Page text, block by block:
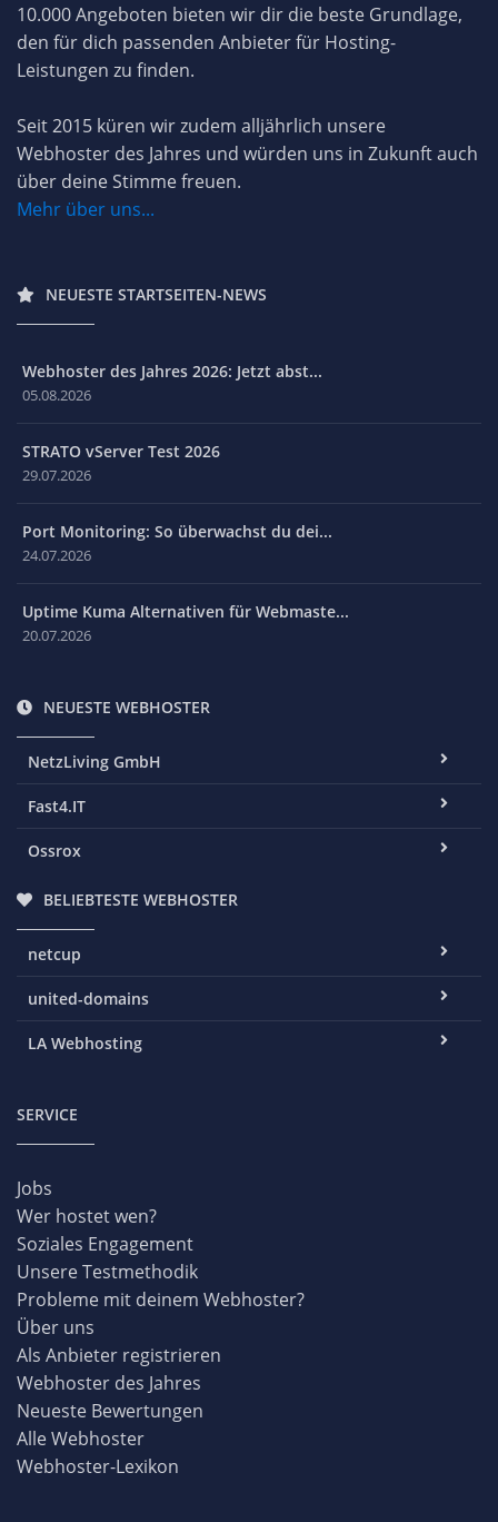
10.000 Angeboten bieten wir dir die beste Grundlage,
den für dich passenden Anbieter für Hosting-
Leistungen zu finden.
Seit 2015 küren wir zudem alljährlich unsere
Webhoster des Jahres und würden uns in Zukunft auch
über deine Stimme freuen.
Mehr über uns...
NEUESTE STARTSEITEN-NEWS
Webhoster des Jahres 2026: Jetzt abst...
05.08.2026
STRATO vServer Test 2026
29.07.2026
Port Monitoring: So überwachst du dei...
24.07.2026
Uptime Kuma Alternativen für Webmaste...
20.07.2026
NEUESTE WEBHOSTER
NetzLiving GmbH
Fast4.IT
Ossrox
BELIEBTESTE WEBHOSTER
netcup
united-domains
LA Webhosting
SERVICE
Jobs
Wer hostet wen?
Soziales Engagement
Unsere Testmethodik
Probleme mit deinem Webhoster?
Über uns
Als Anbieter registrieren
Webhoster des Jahres
Neueste Bewertungen
Alle Webhoster
Webhoster-Lexikon